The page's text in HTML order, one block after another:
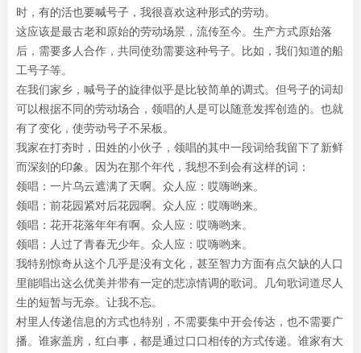
时，有的活也要喊号子，我很喜欢这种形式的劳动。
这应该是最古老和原始的劳动场景，流传至今。生产方式原始落
后，需要多人合作，共同使劲需要这种号子。比如，我们知道的船
工号子等。
在我们家乡，喊号子的旋律似乎是比较简单的调式。但号子的词却
可以根据不同的劳动场合，领唱的人是可以随意发挥创造的。也就
有了变化，使劳动号子不呆板。
我家在打夯时，田姓的小伙子，领唱的其中一段词给我留下了新鲜
而深刻的印象。因为在那个年代，我想不到会有这样的词：
领唱：一片乌云遮满了天啊。众人应：哎嗨哟来。
领唱：前花园紧对后花园啊。众人应：哎嗨哟来。
领唱：花开花落年年有啊。众人应：哎嗨哟来。
领唱：人过了青春无少年。众人应：哎嗨哟来。
我特别惊奇从这个几乎是没有文化，甚至智力方面有点欠缺的人口
里能唱出这么优美并带有一定的悲凉情调的歌词。几句歌词道尽人
生的短暂与无奈。让我不忘。
村里人传递信息的方式也特别，不需要集中开会传达，也不需要广
播。谁家盖房，红白事，都是通过口口相传的方式传递。谁家有大